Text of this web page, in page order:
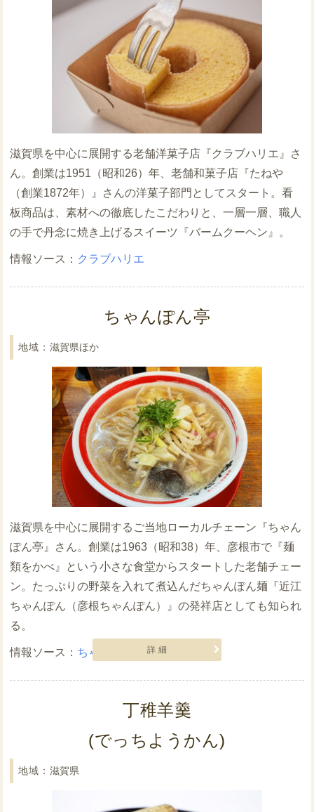
滋賀県を中心に展開する老舗洋菓子店『クラブハリエ』さ
ん。創業は1951（昭和26）年、老舗和菓子店『たねや
（創業1872年）』さんの洋菓子部門としてスタート。看
板商品は、素材への徹底したこだわりと、一層一層、職人
の手で丹念に焼き上げるスイーツ『バームクーヘン』。
クラブハリエ
ちゃんぽん亭
詳細
滋賀県ほか
滋賀県を中心に展開するご当地ローカルチェーン『ちゃん
ぽん亭』さん。創業は1963（昭和38）年、彦根市で『麺
類をかべ』という小さな食堂からスタートした老舗チェー
ン。たっぷりの野菜を入れて煮込んだちゃんぽん麺『近江
ちゃんぽん（彦根ちゃんぽん）』の発祥店としても知られ
る。
ちゃんぽん亭
丁稚羊羹
(でっちようかん)
滋賀県